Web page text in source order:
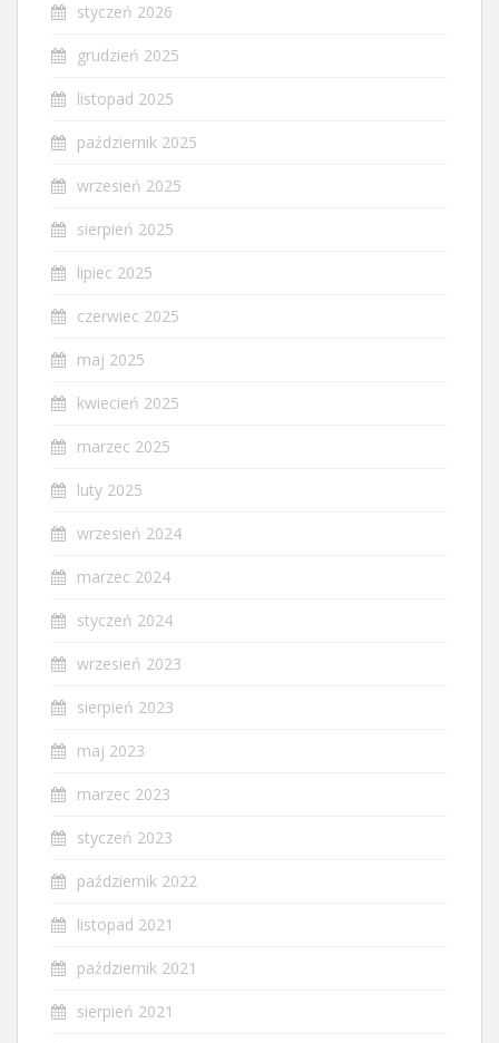
styczeń 2026
grudzień 2025
listopad 2025
październik 2025
wrzesień 2025
sierpień 2025
lipiec 2025
czerwiec 2025
maj 2025
kwiecień 2025
marzec 2025
luty 2025
wrzesień 2024
marzec 2024
styczeń 2024
wrzesień 2023
sierpień 2023
maj 2023
marzec 2023
styczeń 2023
październik 2022
listopad 2021
październik 2021
sierpień 2021